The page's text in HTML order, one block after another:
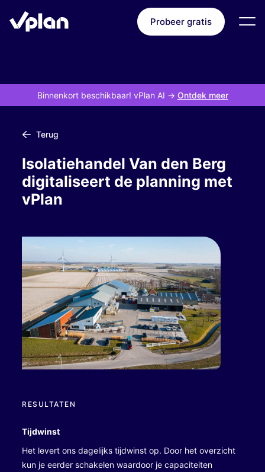
Probeer gratis
Binnenkort beschikbaar! vPlan AI -> Ontdek meer
Terug
Isolatiehandel Van den Berg
digitaliseert de planning met
vPlan
RESULTATEN
Tijdwinst
Het levert ons dagelijks tijdwinst op. Door het overzicht
kun je eerder schakelen waardoor je capaciteiten